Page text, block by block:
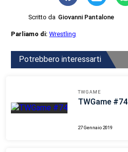
Scritto da Giovanni Pantalone
Parliamo di:Wrestling
Potrebbero interessarti
TWGAME
TWGame #74
27 Gennaio 2019